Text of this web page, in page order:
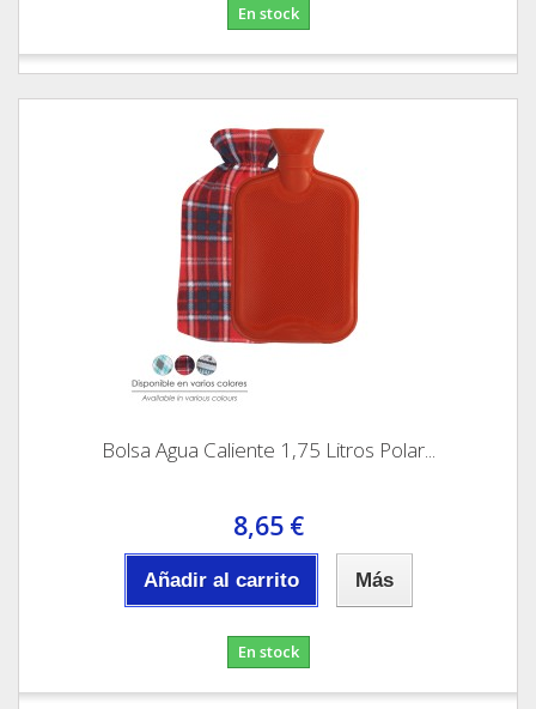
En stock
Bolsa Agua Caliente 1,75 Litros Polar...
8,65 €
Añadir al carrito Más
En stock